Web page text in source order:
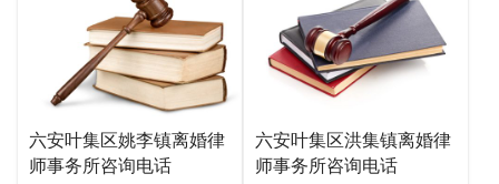
六安叶集区姚李镇离婚律
师事务所咨询电话
六安叶集区洪集镇离婚律
师事务所咨询电话